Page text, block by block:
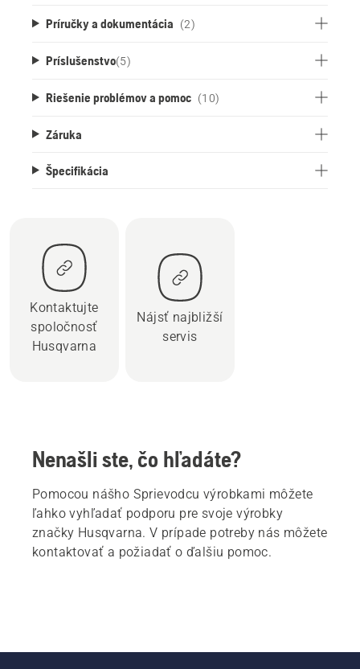
Príručky a dokumentácia (2)
Príslušenstvo(5)
Riešenie problémov a pomoc (10)
Záruka
Špecifikácia
Kontaktujte
spoločnosť
Husqvarna
Nájsť najbližší
servis
Nenašli ste, čo hľadáte?
Pomocou nášho Sprievodcu výrobkami môžete
ľahko vyhľadať podporu pre svoje výrobky
značky Husqvarna. V prípade potreby nás môžete
kontaktovať a požiadať o ďalšiu pomoc.